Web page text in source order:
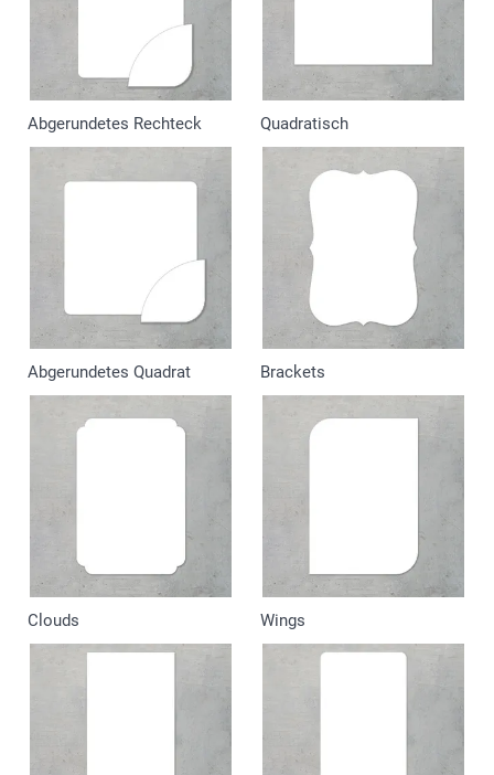
Abgerundetes Rechteck Quadratisch
Abgerundetes Quadrat Brackets
Clouds Wings